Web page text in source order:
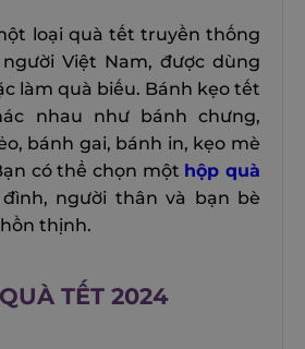
loại quà tết truyền thống
Việt Nam, được dùng
làm quà biếu. Bánh kẹo tết
nhau như bánh chưng,
bánh gai, bánh in, kẹo mè
có thể chọn một hộp quà
người thân và bạn bè
thịnh.
TẾT 2024